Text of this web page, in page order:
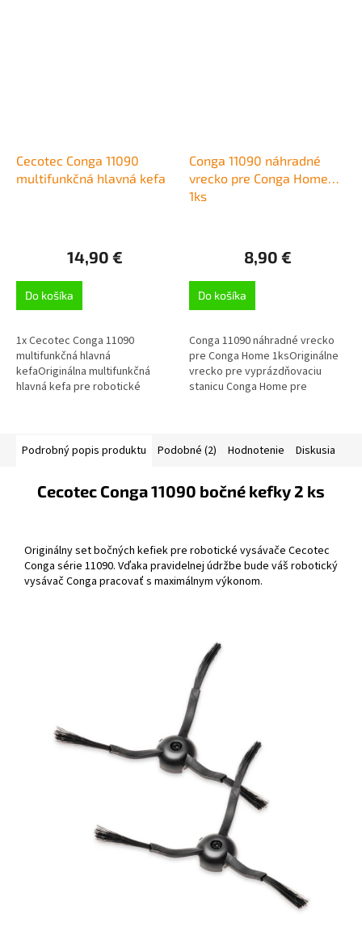
Cecotec Conga 11090
multifunkčná hlavná kefa
14,90 €
Do košíka
1x Cecotec Conga 11090
multifunkčná hlavná
kefaOriginálna multifunkčná
hlavná kefa pre robotické
Conga 11090 náhradné
vrecko pre Conga Home
1ks
8,90 €
Do košíka
Conga 11090 náhradné vrecko
pre Conga Home 1ksOriginálne
vrecko pre vyprázdňovaciu
stanicu Conga Home pre
Podrobný popis produktu Podobné (2) Hodnotenie Diskusia
Cecotec Conga 11090 bočné kefky 2 ks
Originálny set bočných kefiek pre robotické vysávače Cecotec
Conga série 11090. Vďaka pravidelnej údržbe bude váš robotický
vysávač Conga pracovať s maximálnym výkonom.